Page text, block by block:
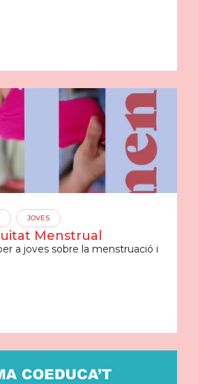
JOVES
Menstrual
a joves sobre la menstruació i